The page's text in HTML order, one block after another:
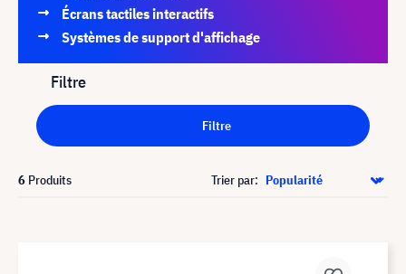
Écrans tactiles interactifs
Systèmes de support d'affichage
Filtre
Filtre
6 Produits Trier par: